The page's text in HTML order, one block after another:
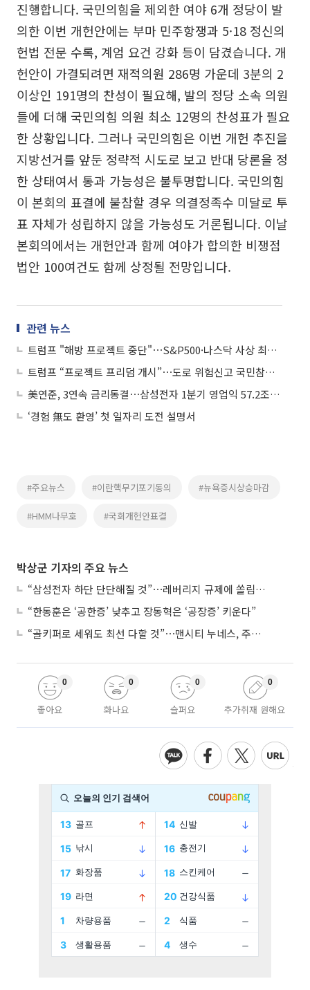
진행합니다. 국민의힘을 제외한 여야 6개 정당이 발
의한 이번 개헌안에는 부마 민주항쟁과 5·18 정신의
헌법 전문 수록, 계엄 요건 강화 등이 담겼습니다. 개
헌안이 가결되려면 재적의원 286명 가운데 3분의 2
이상인 191명의 찬성이 필요해, 발의 정당 소속 의원
들에 더해 국민의힘 의원 최소 12명의 찬성표가 필요
한 상황입니다. 그러나 국민의힘은 이번 개헌 추진을
지방선거를 앞둔 정략적 시도로 보고 반대 당론을 정
한 상태여서 통과 가능성은 불투명합니다. 국민의힘
이 본회의 표결에 불참할 경우 의결정족수 미달로 투
표 자체가 성립하지 않을 가능성도 거론됩니다. 이날
본회의에서는 개헌안과 함께 여야가 합의한 비쟁점
법안 100여건도 함께 상정될 전망입니다.
관련 뉴스
트럼프 "해방 프로젝트 중단"⋯S&P500·나스닥 사상 최고치 外
트럼프 “프로젝트 프리덤 개시”⋯도로 위험신고 국민참여단 모집 外
美연준, 3연속 금리동결⋯삼성전자 1분기 영업익 57.2조 外
‘경험 無도 환영’ 첫 일자리 도전 설명서
#주요뉴스 #이란핵무기포기동의 #뉴욕증시상승마감
#HMM나무호 #국회개헌안표결
박상군 기자의 주요 뉴스
“삼성전자 하단 단단해질 것”⋯레버리지 규제에 쏠림 완화
“한동훈은 ‘공한증’ 낮추고 장동혁은 ‘공장증’ 키운다”
“골키퍼로 세워도 최선 다할 것”⋯맨시티 누네스, 주전 경쟁 각오
좋아요
0
화나요
0
슬퍼요
0
추가취재 원해요
0